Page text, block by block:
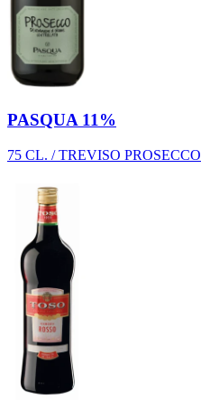
PASQUA 11%
75 CL. / TREVISO PROSECCO